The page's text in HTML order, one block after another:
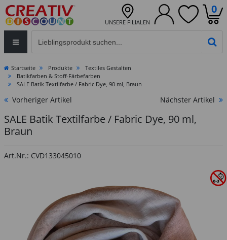
UNSERE FILIALEN
0
Startseite Produkte
Textiles Gestalten
Batikfarben & Stoff-Färbefarben
SALE Batik Textilfarbe / Fabric Dye, 90 ml, Braun
Vorheriger Artikel Nächster Artikel
SALE Batik Textilfarbe / Fabric Dye, 90 ml,
Braun
Art.Nr.: CVD133045010